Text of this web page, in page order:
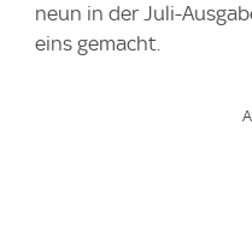
neun in der Juli-
eins gemacht.